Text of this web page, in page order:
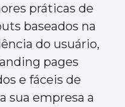
práticas de
baseados na
do usuário,
pages
e fáceis de
sua empresa a